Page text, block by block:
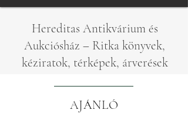
Hereditas Antikvárium és
Aukciósház – Ritka könyvek,
kéziratok, térképek, árverések
AJÁNLÓ